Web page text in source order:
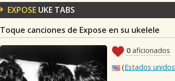
EXPOSE UKE TABS
Toque canciones de Expose en su ukelele
0 aficionados
(Estados unidos